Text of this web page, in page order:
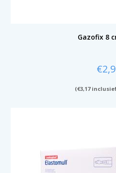
Gazofix 8
€
(€3,17inclusief